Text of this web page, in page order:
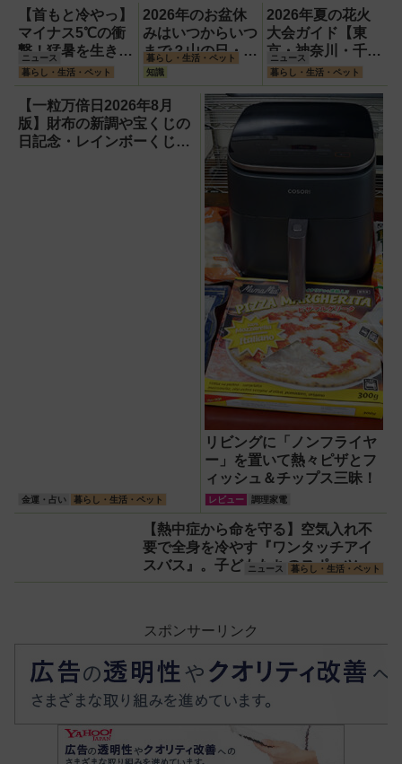
【首もと冷やっ】
マイナス5℃の衝
撃！猛暑を生き抜
く携帯氷のう「ゴ
リラの冷棒」
ニュース
暮らし・生活・ペット
2026年のお盆休
みはいつからいつ
まで？山の日・帰
省・夏休み計画の
基本
暮らし・生活・ペット
知識
2026年夏の花火
大会ガイド【東
京・神奈川・千
葉】
ニュース
暮らし・生活・ペット
【一粒万倍日2026年8月
版】財布の新調や宝くじの
日記念・レインボーくじ・
金運・占い 暮らし・生活・ペット
リビングに「ノンフライヤ
ー」を置いて熱々ピザとフ
ィッシュ＆チップス三昧！
レビュー 調理家電
【熱中症から命を守る】空気入れ不
要で全身を冷やす『ワンタッチアイ
スバス』。子どもたちのスポーツ現
場に1台置くべき理由
ニュース 暮らし・生活・ペット
スポンサーリンク